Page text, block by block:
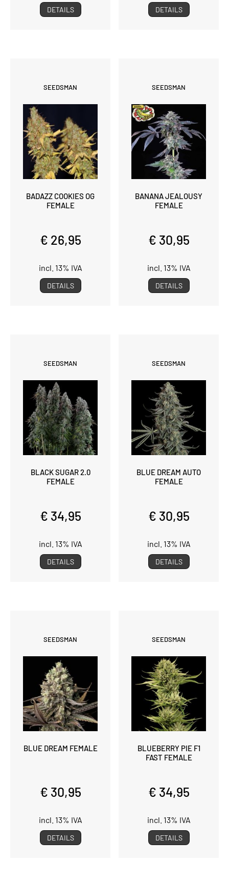
DETAILS DETAILS
SEEDSMAN
BADAZZ COOKIES OG
FEMALE
€ 26,95
incl. 13% IVA
DETAILS
SEEDSMAN
BANANA JEALOUSY
FEMALE
€ 30,95
incl. 13% IVA
DETAILS
SEEDSMAN
BLACK SUGAR 2.0
FEMALE
€ 34,95
incl. 13% IVA
DETAILS
SEEDSMAN
BLUE DREAM AUTO
FEMALE
€ 30,95
incl. 13% IVA
DETAILS
SEEDSMAN
BLUE DREAM FEMALE
€ 30,95
incl. 13% IVA
DETAILS
SEEDSMAN
BLUEBERRY PIE F1
FAST FEMALE
€ 34,95
incl. 13% IVA
DETAILS